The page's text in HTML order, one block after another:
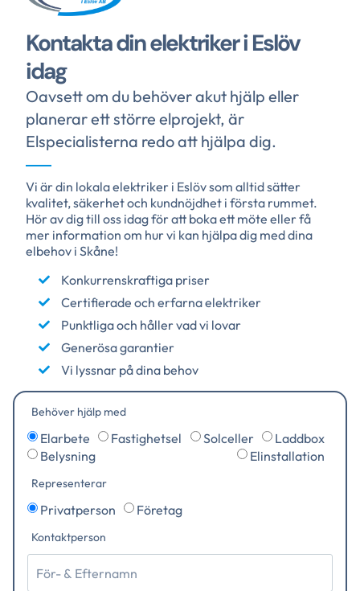
Kontakta din elektriker i Eslöv
idag
Oavsett om du behöver akut hjälp eller
planerar ett större elprojekt, är
Elspecialisterna redo att hjälpa dig.
Vi är din lokala elektriker i Eslöv som alltid sätter
kvalitet, säkerhet och kundnöjdhet i första rummet.
Hör av dig till oss idag för att boka ett möte eller få
mer information om hur vi kan hjälpa dig med dina
elbehov i Skåne!
Konkurrenskraftiga priser
Certifierade och erfarna elektriker
Punktliga och håller vad vi lovar
Generösa garantier
Vi lyssnar på dina behov
Behöver hjälp med
Elarbete Fastighetsel Solceller
Laddbox
Belysning
Elinstallation
Representerar
Privatperson Företag
Kontaktperson